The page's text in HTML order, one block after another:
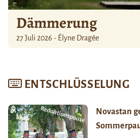
Dämmerung
27 Juli 2026 - Élyne Dragée
ENTSCHLÜSSELUNG
Novastan